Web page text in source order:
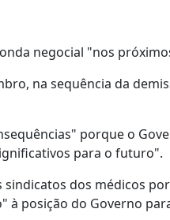
negocial "nos
na sequência da
porque o
para o futuro".
sindicatos dos médicos
à posição do Governo